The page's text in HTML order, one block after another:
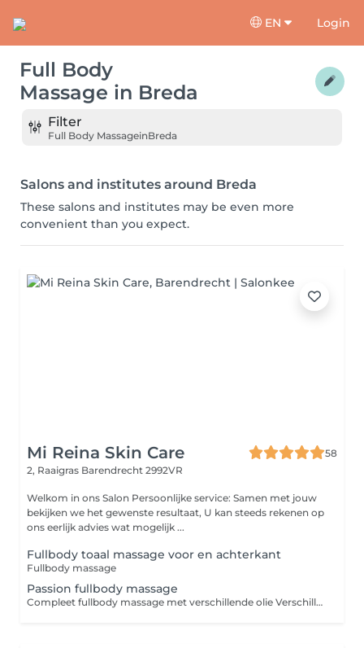
EN Login
Full Body
Massage in Breda
Filter
Full Body MassageinBreda
Salons and institutes around Breda
These salons and institutes may be even more
convenient than you expect.
Mi Reina Skin Care
58
2, Raaigras Barendrecht 2992VR
Welkom in ons Salon Persoonlijke service: Samen met jouw
bekijken we het gewenste resultaat, U kan steeds rekenen op
ons eerlijk advies wat mogelijk ...
Fullbody toaal massage voor en achterkant
Fullbody massage
Passion fullbody massage
Compleet fullbody massage met verschillende olie Verschillende tech ieken We luister naar klanten wensen extra toe te passen.